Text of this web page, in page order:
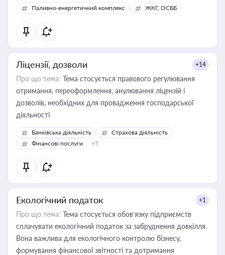
Паливно-енергетичний комплекс ЖКГ, ОСББ
Ліцензії, дозволи +14
Про що тема: Тема стосується правового регулювання
отримання, переоформлення, анулювання ліцензій і
дозволів, необхідних для провадження господарської
діяльності
Банківська діяльність
Страхова діяльність
Фінансові послуги
+5
Екологічний податок +1
Про що тема: Тема стосується обов’язку підприємств
сплачувати екологічний податок за забруднення довкілля.
Вона важлива для екологічного контролю бізнесу,
формування фінансової звітності та дотримання